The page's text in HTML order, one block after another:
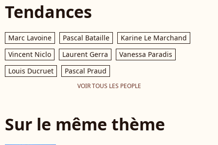
Tendances
Marc Lavoine Pascal Bataille
Karine Le Marchand
Vincent Niclo
Laurent Gerra
Vanessa Paradis
Louis Ducruet
Pascal Praud
VOIR TOUS LES PEOPLE
Sur le même thème